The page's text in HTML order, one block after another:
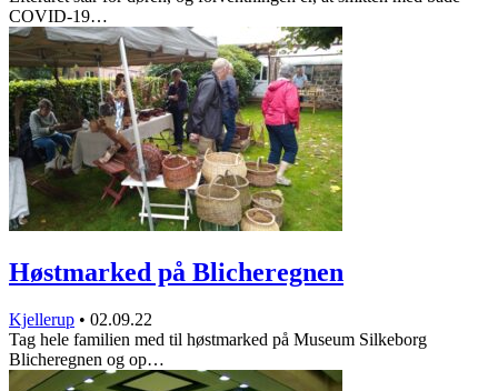
COVID-19…
Høstmarked på Blicheregnen
Kjellerup • 02.09.22
Tag hele familien med til høstmarked på Museum Silkeborg
Blicheregnen og op…